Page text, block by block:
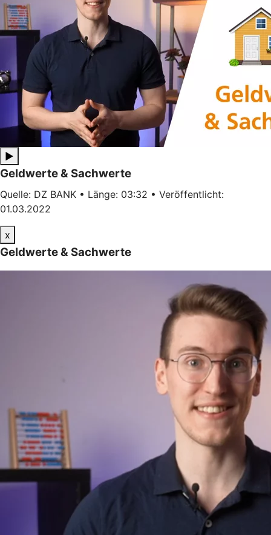
▶
Geldwerte & Sachwerte
Quelle: DZ BANK • Länge: 03:32 • Veröffentlicht:
01.03.2022
x
Geldwerte & Sachwerte